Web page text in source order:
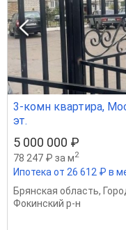
3-комн квартира,
эт.
5 000 000 ₽
78 247 ₽ за м2
Ипотека от 26 612 ₽ в
Брянская область,
Фокинский р-н